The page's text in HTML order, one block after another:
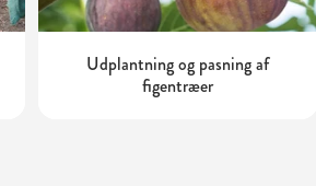
Udplantning og pasning af
figentræer